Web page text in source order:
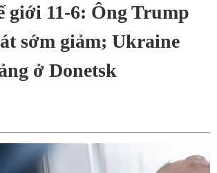
giới 11-6: Ông Trump
sớm giảm; Ukraine
ở Donetsk